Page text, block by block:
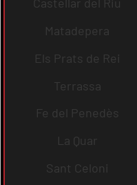
Matadepera
Els Prats de Rei
Terrassa
Fe del Penedès
La Quar
Sant Celoni